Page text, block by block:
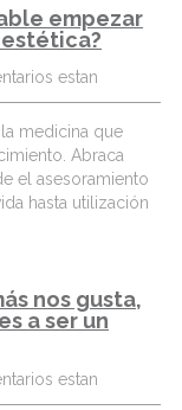
empezar
estan
medicina que
Abraca
el asesoramiento
hasta utilización
nos gusta,
a ser un
estan